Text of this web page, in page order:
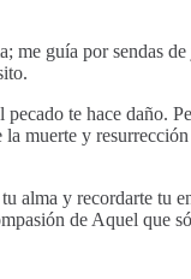
me guía por sendas
te hace daño.
muerte y
alma y recordarte tu
de Aquel que